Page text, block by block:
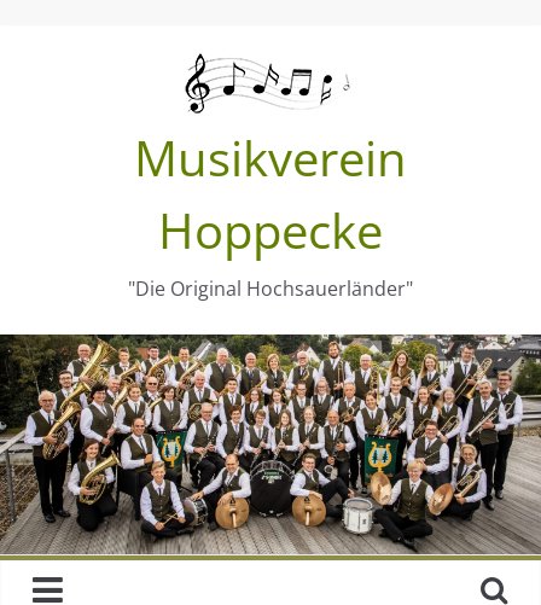
Musikverein
Hoppecke
"Die Original Hochsauerländer"